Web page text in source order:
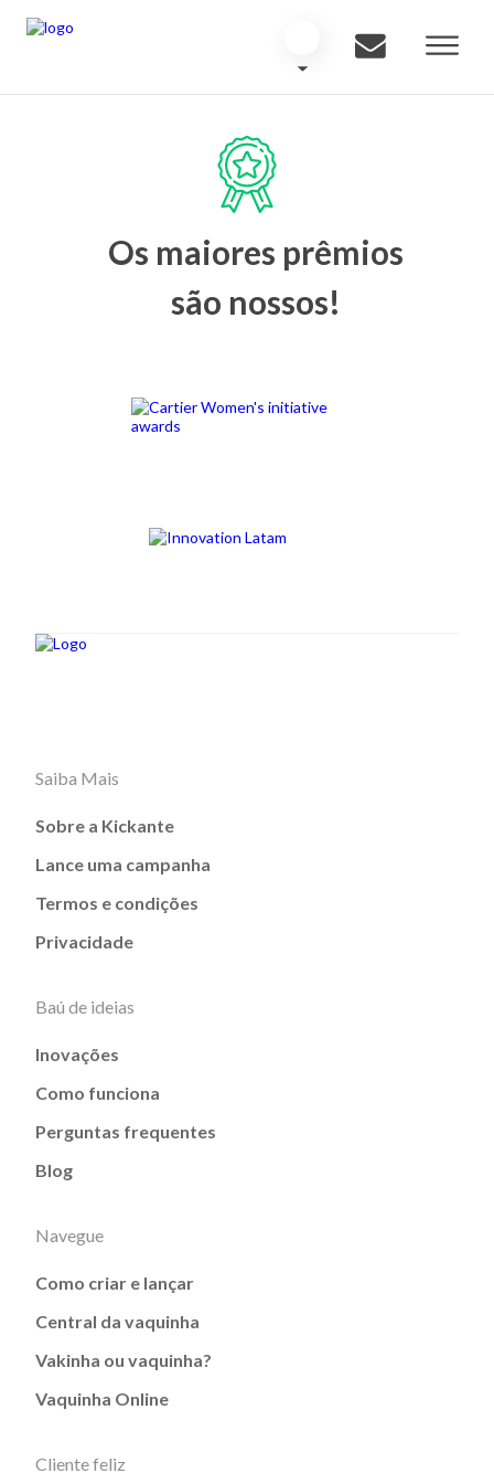
Os maiores prêmios
são nossos!
Saiba Mais
Sobre a Kickante
Lance uma campanha
Termos e condições
Privacidade
Baú de ideias
Inovações
Como funciona
Perguntas frequentes
Blog
Navegue
Como criar e lançar
Central da vaquinha
Vakinha ou vaquinha?
Vaquinha Online
Cliente feliz